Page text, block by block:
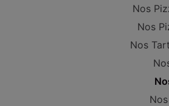
Nos
Nos
Nos
Nos